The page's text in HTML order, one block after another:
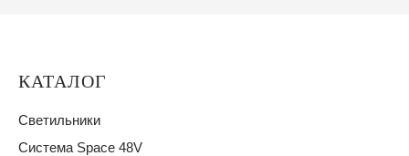
КАТАЛОГ
Светильники
Система Space 48V